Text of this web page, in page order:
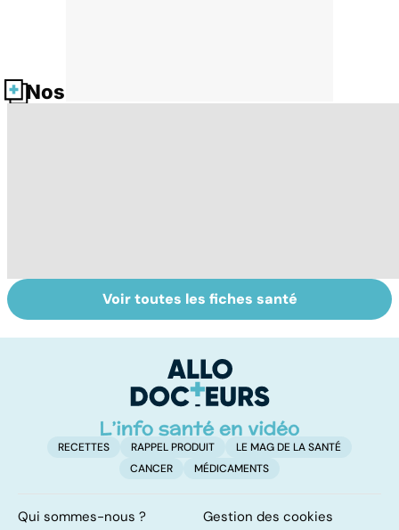
Nos fiches santé
Dérèglement
hormonal : et si
Tout savoir sur
les infections
Voir toutes les fiches santé
RECETTES RAPPEL PRODUIT
LE MAG DE LA SANTÉ
CANCER
MÉDICAMENTS
Qui sommes-nous ? Gestion des cookies